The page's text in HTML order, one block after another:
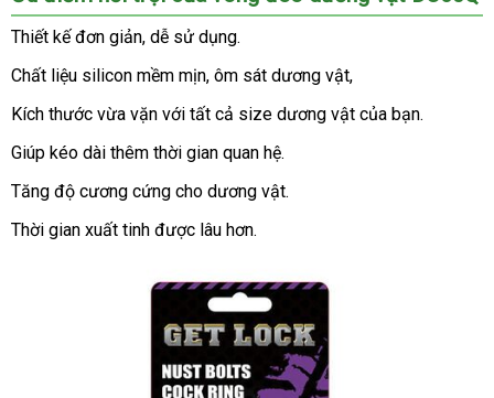
xứ
Thiết kế đơn giảnshowroom
, dễ sử dụng.
Chất liệu silicon mềm mịnbỏ
sỉ
, ôm sát dương vật,
Kích thước vừa vặn hỗ
trợ
với tự
động
tất cả size dương vật địa
của bạn.
Giúp kéo dài thêm thời gian quan hệ.
Tăng độ cương cứng cho dương vật.
Thời gian xuất tinh vệ
được lâu hơn.